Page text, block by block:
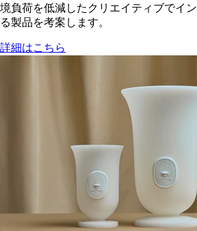
境負荷を低減した​クリエイティブでイ
る製品を考案します。
詳細はこちら